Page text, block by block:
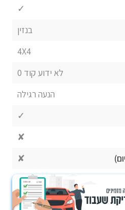
✓
בנזין
4X4
לא ידוע קוד 0
הנעה רגילה
✓
✘
✘